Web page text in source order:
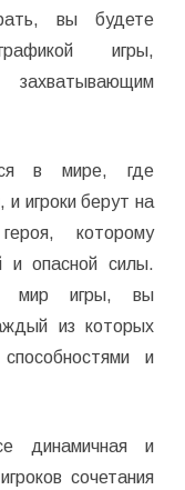
вы будете
игры,
в мире, где
и игроки берут на
которому
и опасной силы.
мир игры, вы
из которых
и
динамичная и
сочетания